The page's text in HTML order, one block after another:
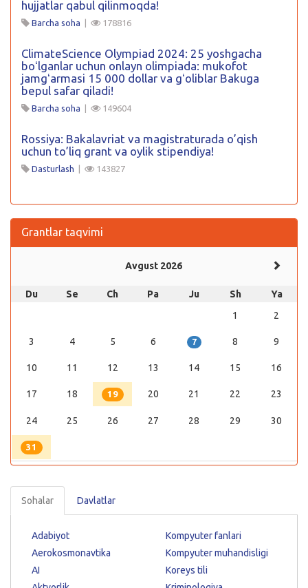
hujjatlar qabul qilinmoqda!
Barcha soha | 178816
ClimateScience Olympiad 2024: 25 yoshgacha
boʻlganlar uchun onlayn olimpiada: mukofot
jamgʻarmasi 15 000 dollar va gʻoliblar Bakuga
bepul safar qiladi!
Barcha soha | 149604
Rossiya: Bakalavriat va magistraturada o’qish
uchun to’liq grant va oylik stipendiya!
Dasturlash | 143827
Grantlar taqvimi
Avgust 2026
Du Se Ch Pa Ju Sh
Ya
1
2
3 4 5 6 7 8 9
10 11 12 13 14 15 16
17 18 19 20 21 22 23
24 25 26 27 28 29 30
31
Sohalar Davlatlar
Adabiyot
Aerokosmonavtika
AI
Kompyuter fanlari
Kompyuter muhandisligi
Koreys tili